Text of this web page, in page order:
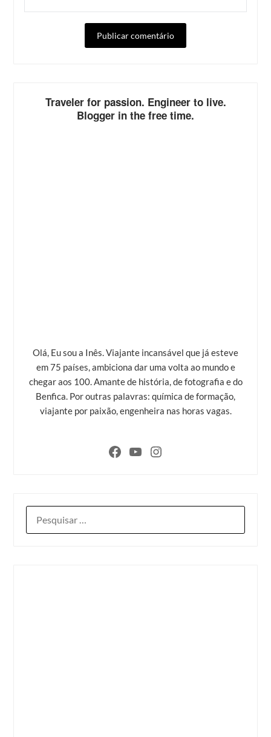
Traveler for passion. Engineer to live.
Blogger in the free time.
Olá, Eu sou a Inês. Viajante incansável que já esteve
em 75 países, ambiciona dar uma volta ao mundo e
chegar aos 100. Amante de história, de fotografia e do
Benfica. Por outras palavras: química de formação,
viajante por paixão, engenheira nas horas vagas.